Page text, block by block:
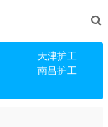
天津护工
南昌护工